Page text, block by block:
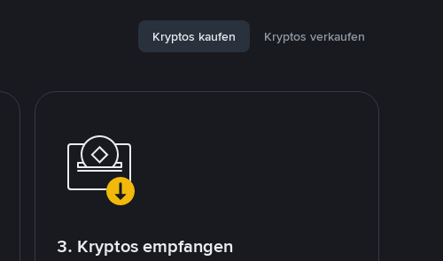
Kryptos kaufen Kryptos verkaufen
3. Kryptos empfangen